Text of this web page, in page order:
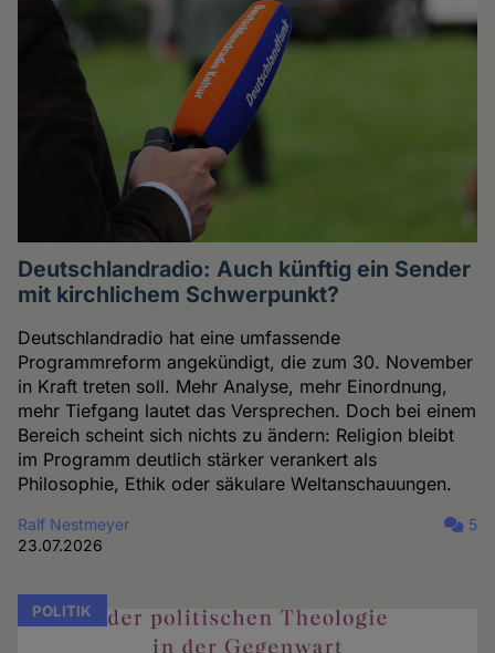
Deutschlandradio: Auch künftig ein Sender
mit kirchlichem Schwerpunkt?
Deutschlandradio hat eine umfassende
Programmreform angekündigt, die zum 30. November
in Kraft treten soll. Mehr Analyse, mehr Einordnung,
mehr Tiefgang lautet das Versprechen. Doch bei einem
Bereich scheint sich nichts zu ändern: Religion bleibt
im Programm deutlich stärker verankert als
Philosophie, Ethik oder säkulare Weltanschauungen.
Ralf Nestmeyer
23.07.2026
5
POLITIK